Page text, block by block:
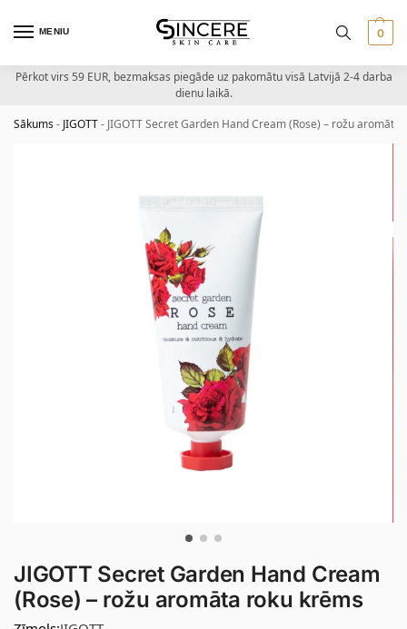
MENIU 0
Pērkot virs 59 EUR, bezmaksas piegāde uz pakomātu visā Latvijā 2-4 darba
dienu laikā.
Sākums- JIGOTT- JIGOTT Secret Garden Hand Cream (Rose) – rožu aromāta
JIGOTT Secret Garden Hand Cream
(Rose) – rožu aromāta roku krēms